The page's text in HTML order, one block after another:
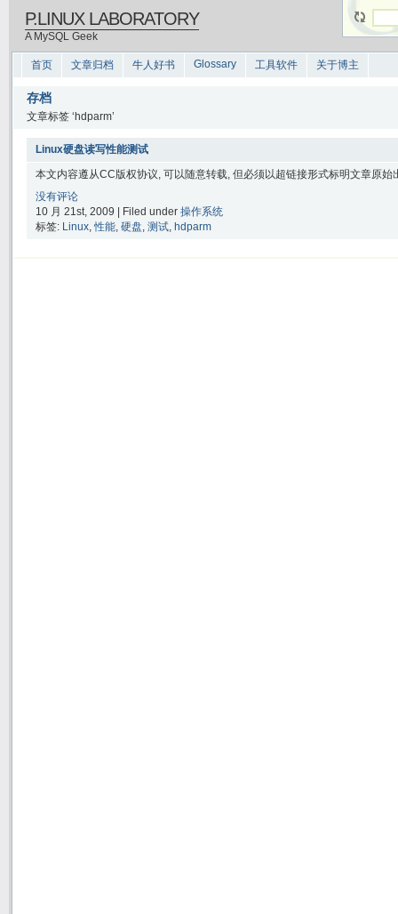
P.LINUX LABORATORY
A MySQL Geek
首页 文章归档 牛人好书 Glossary 工具软件 关于博主
存档
文章标签 ‘hdparm’
Linux硬盘读写性能测试
本文内容遵从CC版权协议, 可以随意转载, 但必须以超链接形式标明文章原
没有评论
10 月 21st, 2009 | Filed under 操作系统
标签: Linux,性能, 硬盘, 测试, hdparm